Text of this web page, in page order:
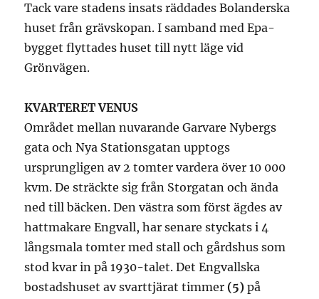
Tack vare stadens insats räddades Bolanderska
huset från grävskopan. I samband med Epa-
bygget flyttades huset till nytt läge vid
Grönvägen.
KVARTERET VENUS
Området mellan nuvarande Garvare Nybergs
gata och Nya Stationsgatan upptogs
ursprungligen av 2 tomter vardera över 10 000
kvm. De sträckte sig från Storgatan och ända
ned till bäcken. Den västra som först ägdes av
hattmakare Engvall, har senare styckats i 4
långsmala tomter med stall och gårdshus som
stod kvar in på 1930-talet. Det Engvallska
bostadshuset av svarttjärat timmer (5) på